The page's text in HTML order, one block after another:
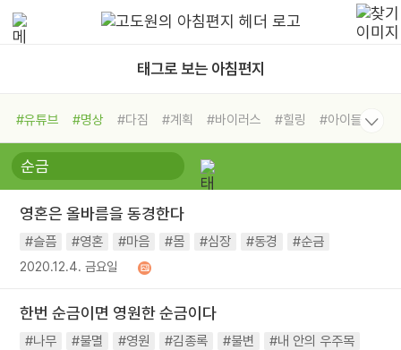
태그로 보는 아침편지
#유튜브 #명상 #다짐 #계획 #바이러스 #힐링
#아이들
#비전캠프
#독서캠프 #삶
#희망
#나눔 #친구 #링컨학교
#독서
#건강 #면역력
영혼은 올바름을 동경한다
#슬픔 #영혼 #마음 #몸 #심장 #동경 #순금
2020.12.4. 금요일
한번 순금이면 영원한 순금이다
#나무 #불멸 #영원 #김종록 #불변
#내 안의 우주목